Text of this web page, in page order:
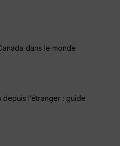
dans le monde
l’étranger : guide